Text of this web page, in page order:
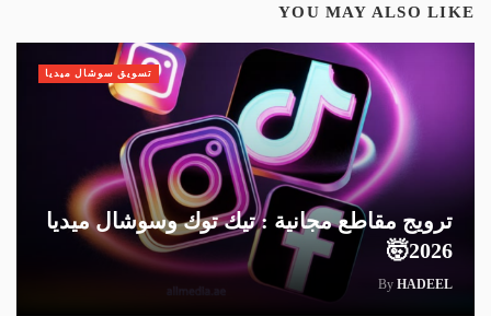
YOU MAY ALSO LIKE
ترويج مقاطع مجانية : تيك توك وسوشال ميديا
2026🤯
By HADEEL
تسويق سوشال ميديا